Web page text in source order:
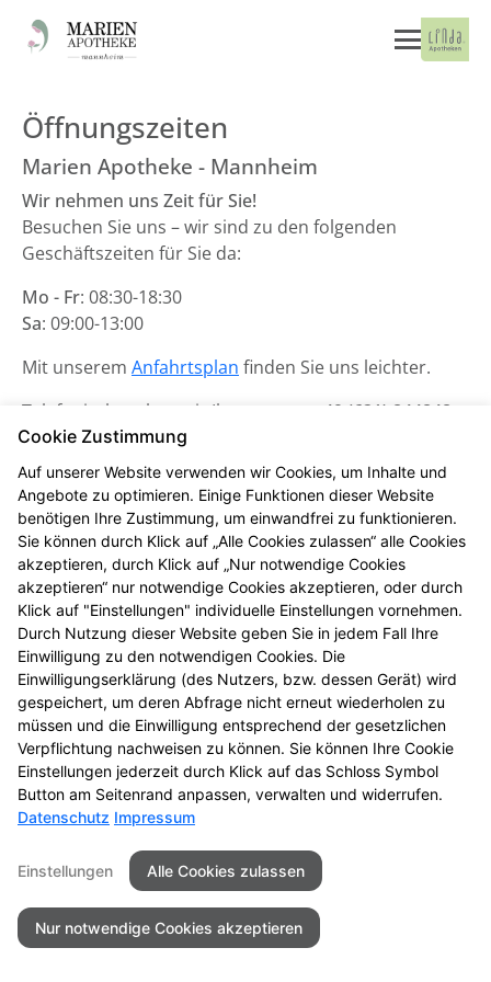
Öffnungszeiten
Marien Apotheke - Mannheim
Wir nehmen uns Zeit für Sie!
Besuchen Sie uns – wir sind zu den folgenden
Geschäftszeiten für Sie da:
Mo - Fr: 08:30-18:30
Sa: 09:00-13:00
Mit unserem Anfahrtsplan finden Sie uns leichter.
Telefonisch stehen wir Ihnen unter
+49 (621) 844848
zur Verfügung.
Unsere Notdienste finden Sie hier.
Seitenübersicht Kontakt
Impressum
Datenschutz
Barrierefreiheit
© 2026 Marien Apotheke - Mannheim
Cookie Zustimmung
Auf unserer Website verwenden wir Cookies, um Inhalte und
Angebote zu optimieren. Einige Funktionen dieser Website
benötigen Ihre Zustimmung, um einwandfrei zu funktionieren.
Sie können durch Klick auf „Alle Cookies zulassen“ alle Cookies
akzeptieren, durch Klick auf „Nur notwendige Cookies
akzeptieren“ nur notwendige Cookies akzeptieren, oder durch
Klick auf "Einstellungen" individuelle Einstellungen vornehmen.
Durch Nutzung dieser Website geben Sie in jedem Fall Ihre
Einwilligung zu den notwendigen Cookies. Die
Einwilligungserklärung (des Nutzers, bzw. dessen Gerät) wird
gespeichert, um deren Abfrage nicht erneut wiederholen zu
müssen und die Einwilligung entsprechend der gesetzlichen
Verpflichtung nachweisen zu können. Sie können Ihre Cookie
Einstellungen jederzeit durch Klick auf das Schloss Symbol
Button am Seitenrand anpassen, verwalten und widerrufen.
Datenschutz Impressum
Einstellungen Alle Cookies zulassen
Nur notwendige Cookies akzeptieren